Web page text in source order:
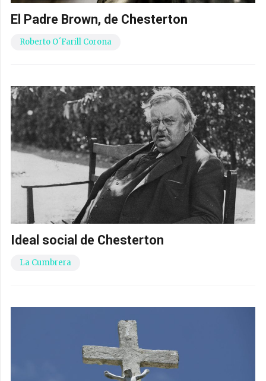
El Padre Brown, de Chesterton
Roberto O´Farill Corona
Ideal social de Chesterton
La Cumbrera